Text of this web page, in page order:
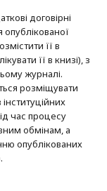
договірні
її в
її в книзі), з
журналі.
розміщувати
час процесу
обмінам, а
опубліко­ва­них